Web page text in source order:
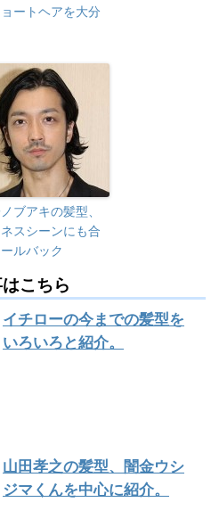
ートヘアを大分
ブアキの髪型、
スシーンにも合
ルバック
こちら
イチローの今までの髪型を
いろいろと紹介。
山田孝之の髪型、闇金ウシ
ジマくんを中心に紹介。